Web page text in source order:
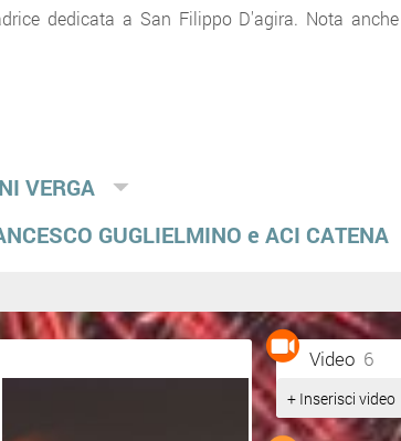
dedicata a San Filippo D'agira. Nota
VERGA
GUGLIELMINO e ACI CATENA
Video 6
+ Inserisci video